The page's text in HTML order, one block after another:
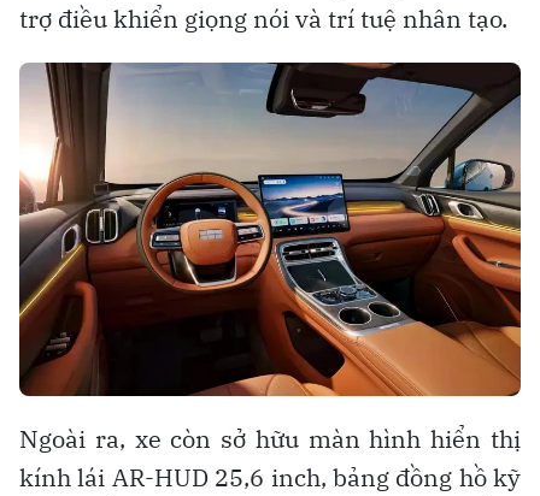
trợ điều khiển giọng nói và trí tuệ nhân tạo.
Ngoài ra, xe còn sở hữu màn hình hiển thị
kính lái AR-HUD 25,6 inch, bảng đồng hồ kỹ